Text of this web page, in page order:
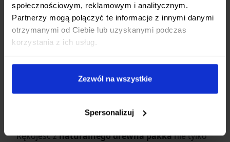
społecznościowym, reklamowym i analitycznym.
Partnerzy mogą połączyć te informacje z innymi danymi
otrzymanymi od Ciebie lub uzyskanymi podczas
korzystania z ich usług.
Zezwól na wszystkie
Spersonalizuj
doskonałe połączenie ostrości, trwałości i
odporności na korozję. Zahartowane do
optymalnej twardości58 +/- 1 HRC, ostrze długo
utrzymuje krawędź tnącą, minimalizując potrzebę
częstego ostrzenia. Symetryczny, dwustronny szlif
gwarantuje łatwość użycia zarówno dla prawo-,
Komfort i Estetyka
Rękojeść znaturalnego drewna pakkanie tylko